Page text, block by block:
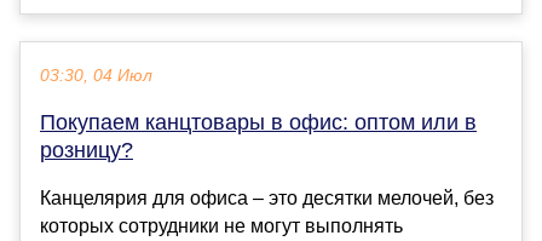
03:30, 04 Июл
Покупаем канцтовары в офис: оптом или в
розницу?
Канцелярия для офиса – это десятки мелочей, без
которых сотрудники не могут выполнять